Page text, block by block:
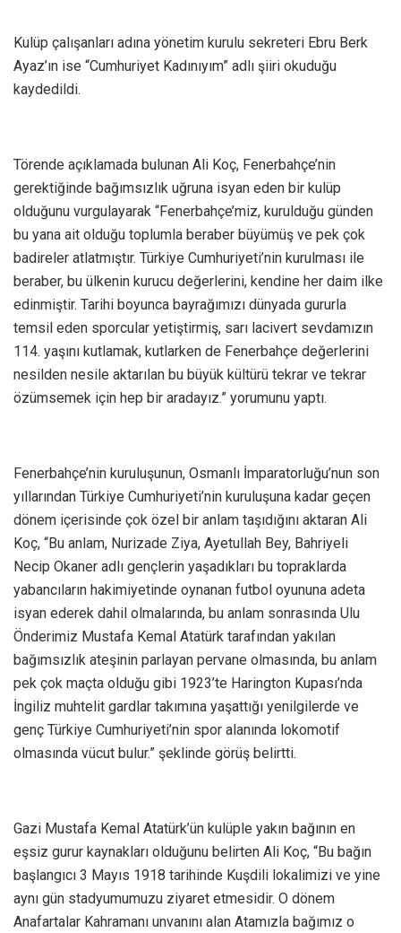
Kulüp çalışanları adına yönetim kurulu sekreteri Ebru Berk
Ayaz’ın ise “Cumhuriyet Kadınıyım” adlı şiiri okuduğu
kaydedildi.
Törende açıklamada bulunan Ali Koç, Fenerbahçe’nin
gerektiğinde bağımsızlık uğruna isyan eden bir kulüp
olduğunu vurgulayarak “Fenerbahçe’miz, kurulduğu günden
bu yana ait olduğu toplumla beraber büyümüş ve pek çok
badireler atlatmıştır. Türkiye Cumhuriyeti’nin kurulması ile
beraber, bu ülkenin kurucu değerlerini, kendine her daim ilke
edinmiştir. Tarihi boyunca bayrağımızı dünyada gururla
temsil eden sporcular yetiştirmiş, sarı lacivert sevdamızın
114. yaşını kutlamak, kutlarken de Fenerbahçe değerlerini
nesilden nesile aktarılan bu büyük kültürü tekrar ve tekrar
özümsemek için hep bir aradayız.” yorumunu yaptı.
Fenerbahçe’nin kuruluşunun, Osmanlı İmparatorluğu’nun son
yıllarından Türkiye Cumhuriyeti’nin kuruluşuna kadar geçen
dönem içerisinde çok özel bir anlam taşıdığını aktaran Ali
Koç, “Bu anlam, Nurizade Ziya, Ayetullah Bey, Bahriyeli
Necip Okaner adlı gençlerin yaşadıkları bu topraklarda
yabancıların hakimiyetinde oynanan futbol oyununa adeta
isyan ederek dahil olmalarında, bu anlam sonrasında Ulu
Önderimiz Mustafa Kemal Atatürk tarafından yakılan
bağımsızlık ateşinin parlayan pervane olmasında, bu anlam
pek çok maçta olduğu gibi 1923’te Harington Kupası’nda
İngiliz muhtelit gardlar takımına yaşattığı yenilgilerde ve
genç Türkiye Cumhuriyeti’nin spor alanında lokomotif
olmasında vücut bulur.” şeklinde görüş belirtti.
Gazi Mustafa Kemal Atatürk’ün kulüple yakın bağının en
eşsiz gurur kaynakları olduğunu belirten Ali Koç, “Bu bağın
başlangıcı 3 Mayıs 1918 tarihinde Kuşdili lokalimizi ve yine
aynı gün stadyumumuzu ziyaret etmesidir. O dönem
Anafartalar Kahramanı unvanını alan Atamızla bağımız o